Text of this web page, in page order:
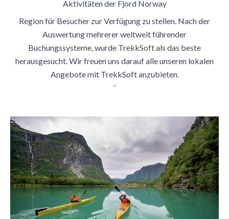
Aktivitäten der Fjord Norway
Region für Besucher zur Verfügung zu stellen. Nach der
Auswertung mehrerer weltweit führender
Buchungssysteme, wurde TrekkSoft als das beste
herausgesucht. Wir freuen uns darauf alle unseren lokalen
Angebote mit TrekkSoft anzubieten.
”